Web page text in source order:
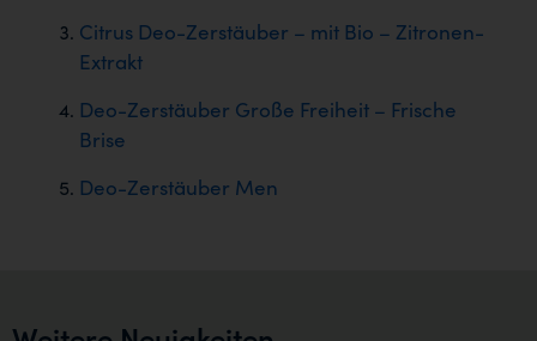
Citrus Deo-Zerstäuber – mit Bio – Zitronen-
Extrakt
Deo-Zerstäuber Große Freiheit – Frische
Brise
Deo-Zerstäuber Men